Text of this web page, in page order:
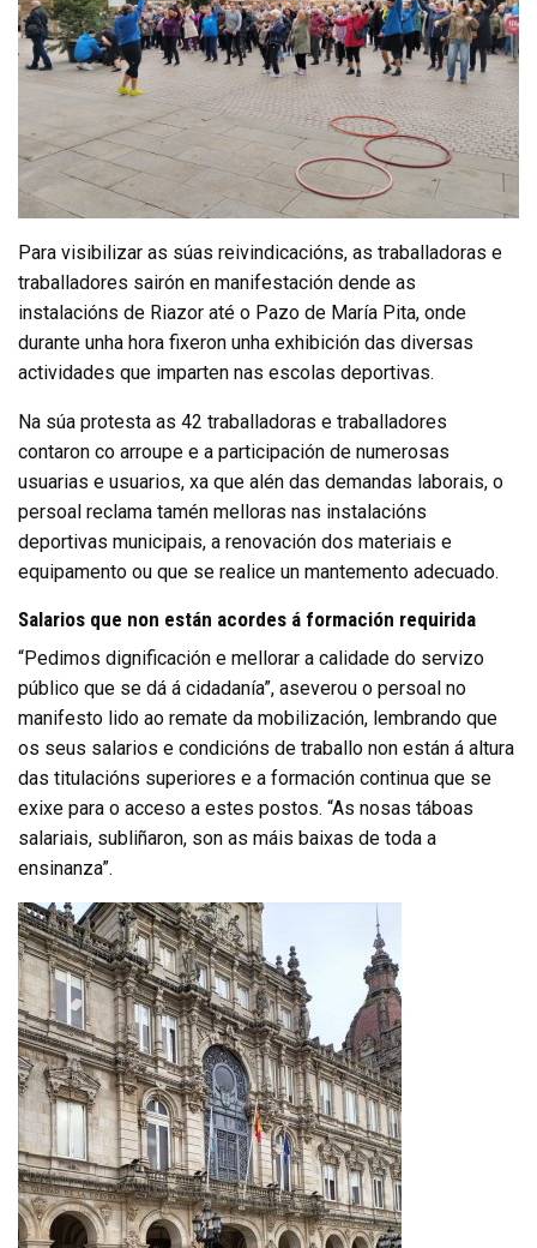
Para visibilizar as súas reivindicacións, as traballadoras e
traballadores sairón en manifestación dende as
instalacións de Riazor até o Pazo de María Pita, onde
durante unha hora fixeron unha exhibición das diversas
actividades que imparten nas escolas deportivas.
Na súa protesta as 42 traballadoras e traballadores
contaron co arroupe e a participación de numerosas
usuarias e usuarios, xa que alén das demandas laborais, o
persoal reclama tamén melloras nas instalacións
deportivas municipais, a renovación dos materiais e
equipamento ou que se realice un mantemento adecuado.
Salarios que non están acordes á formación requirida
“Pedimos dignificación e mellorar a calidade do servizo
público que se dá á cidadanía”, aseverou o persoal no
manifesto lido ao remate da mobilización, lembrando que
os seus salarios e condicións de traballo non están á altura
das titulacións superiores e a formación continua que se
exixe para o acceso a estes postos. “As nosas táboas
salariais, subliñaron, son as máis baixas de toda a
ensinanza”.